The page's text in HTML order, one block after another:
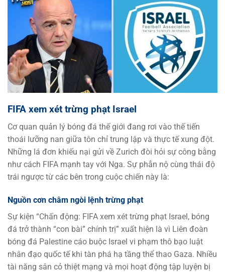
FIFA xem xét trừng phạt Israel
Cơ quan quản lý bóng đá thế giới đang rơi vào thế tiến
thoái lưỡng nan giữa tôn chỉ trung lập và thực tế xung đột.
Những lá đơn khiếu nại gửi về Zurich đòi hỏi sự công bằng
như cách FIFA mạnh tay với Nga. Sự phẫn nộ cùng thái độ
trái ngược từ các bên trong cuộc chiến này là:
Nguồn cơn châm ngòi lệnh trừng phạt
Sự kiện “Chấn động: FIFA xem xét trừng phạt Israel, bóng
đá trở thành “con bài” chính trị” xuất hiện là vì Liên đoàn
bóng đá Palestine cáo buộc Israel vi phạm thô bạo luật
nhân đạo quốc tế khi tàn phá hạ tầng thể thao Gaza. Nhiều
tài năng sân cỏ thiệt mạng và mọi hoạt động tập luyện bị